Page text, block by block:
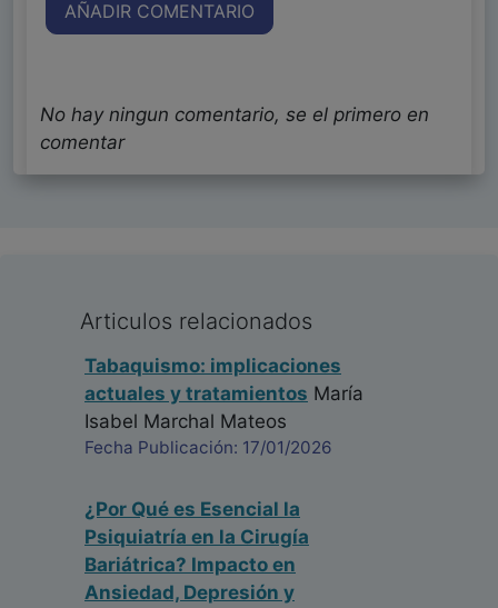
AÑADIR COMENTARIO
No hay ningun comentario, se el primero en
comentar
Articulos relacionados
Tabaquismo: implicaciones
actuales y tratamientos María
Isabel Marchal Mateos
Fecha Publicación: 17/01/2026
¿Por Qué es Esencial la
Psiquiatría en la Cirugía
Bariátrica? Impacto en
Ansiedad, Depresión y